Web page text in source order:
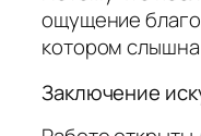
ощущение
котором
Заключение